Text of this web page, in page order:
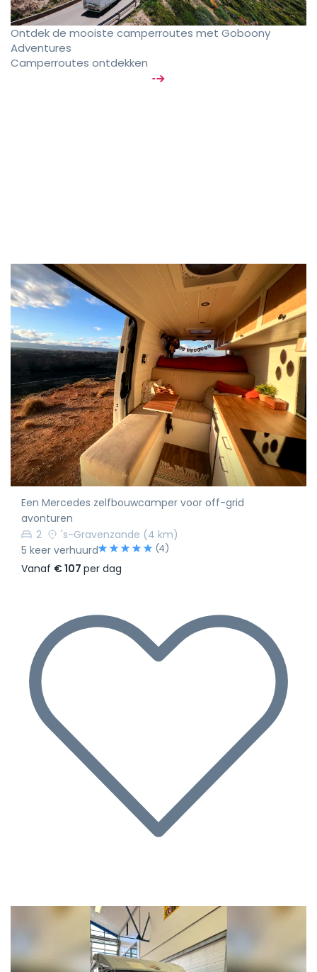
Ontdek de mooiste camperroutes met Goboony
Adventures
Camperroutes ontdekken
Een Mercedes zelfbouwcamper voor off-grid
avonturen
2
's-Gravenzande (4 km)
5 keer verhuurd
(4)
Vanaf € 107 per dag